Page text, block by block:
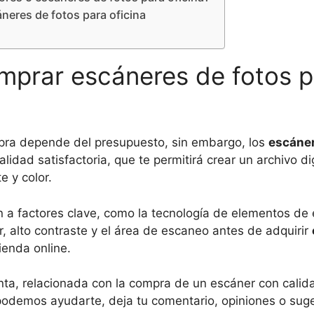
de fotos para oficina
escáneres de fotos
depende del presupuesto, sin embargo, los
satisfactoria, que te permitirá crear un archivo
y color.
a factores clave, como la tecnología de elementos de
alto contraste y el área de escaneo antes de adquirir
online.
relacionada con la compra de un escáner con
ayudarte, deja tu comentario, opiniones o